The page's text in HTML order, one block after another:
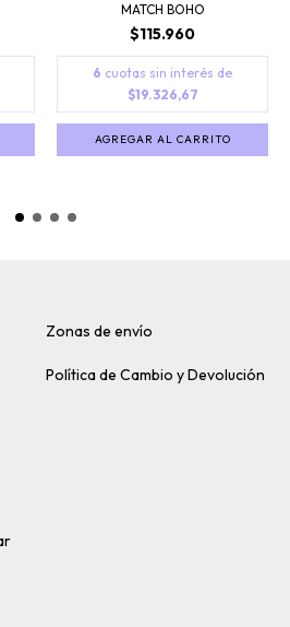
MATCH BOHO
$115.960
6 cuotas sin interés de
$19.326,67
AGREGAR AL CARRITO
Zonas de envío
Política de Cambio y Devolución